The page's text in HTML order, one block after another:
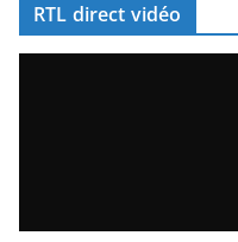
RTL direct vidéo